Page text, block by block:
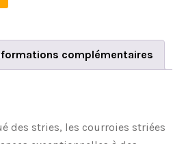
complémentaires
des stries, les courroies striées